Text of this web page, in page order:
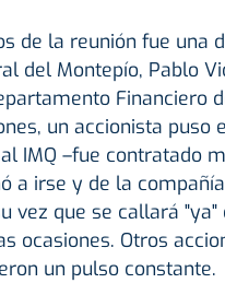
de la reunión fue una
del Montepío, Pablo
Financiero
un accionista puso
IMQ –fue contratado
a irse y de la
vez que se callará "ya"
ocasiones. Otros
un pulso constante.